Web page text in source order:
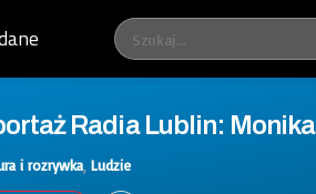
Radia Lublin:
i rozrywka Ludzie